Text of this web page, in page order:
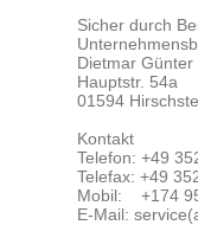
Sicher durch
Dietmar Günter
Hauptstr. 54a
01594
Kontakt
Telefon: +49
Telefax: +49
Mobil: +174
E-Mail: